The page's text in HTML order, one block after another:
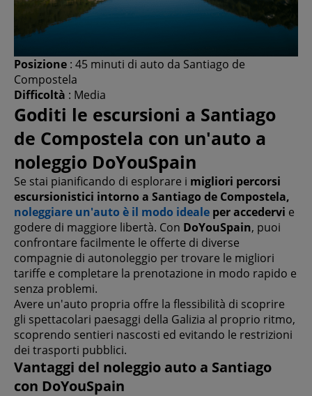
Posizione : 45 minuti di auto da Santiago de
Compostela
Difficoltà : Media
Goditi le escursioni a Santiago
de Compostela con un'auto a
noleggio DoYouSpain
Se stai pianificando di esplorare i migliori percorsi
escursionistici intorno a Santiago de Compostela,
noleggiare un'auto è il modo ideale per accedervi e
godere di maggiore libertà. Con DoYouSpain, puoi
confrontare facilmente le offerte di diverse
compagnie di autonoleggio per trovare le migliori
tariffe e completare la prenotazione in modo rapido e
senza problemi.
Avere un'auto propria offre la flessibilità di scoprire
gli spettacolari paesaggi della Galizia al proprio ritmo,
scoprendo sentieri nascosti ed evitando le restrizioni
dei trasporti pubblici.
Vantaggi del noleggio auto a Santiago
con DoYouSpain